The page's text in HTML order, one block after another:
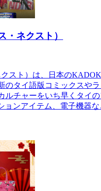
・ネクスト）
クスト）は、日本の
のタイ語版コミックスや
ルチャーをいち早くタイ
ョンアイテム、電子機器